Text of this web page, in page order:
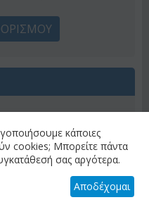
κάποιες
cookies; Μπορείτε πάντα
σας αργότερα.
Αποδέχομαι